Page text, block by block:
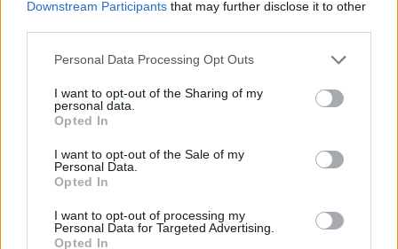
Downstream Participants that may further disclose it to other
Personal Data Processing Opt Outs
I want to opt-out of the Sharing of my
personal data.
Opted In
I want to opt-out of the Sale of my
Personal Data.
Opted In
I want to opt-out of processing my
Personal Data for Targeted Advertising.
Opted In
Η επιτυχία του My Gap Feel & Fill Festival 2025 δεν
αποτυπώνεται μόνο στους αριθμούς, αλλά
κυρίως στη δυναμική αλληλεπίδραση μεταξύ
παρουσιάσεων και στην ουσιαστική συμβολή της
διοργάνωσης στην εκπαιδευτική ενημέρωση των
ότι αποτελεί έναν ζωντανό πυρήνα συζήτησης,